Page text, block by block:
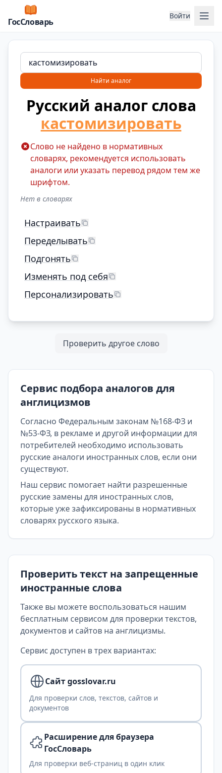
ГосСловарь
Войти
Найти аналог
Русский аналог слова
кастомизировать
Слово не найдено в нормативных
словарях, рекомендуется использовать
аналоги или указать перевод рядом тем же
шрифтом.
Нет в словарях
Настраивать
Переделывать
Подгонять
Изменять под себя
Персонализировать
Проверить другое слово
Сервис подбора аналогов для
англицизмов
Согласно Федеральным законам №168-ФЗ и
№53-ФЗ, в рекламе и другой информации для
потребителей необходимо использовать
русские аналоги иностранных слов, если они
существуют.
Наш сервис помогает найти разрешенные
русские замены для иностранных слов,
которые уже зафиксированы в нормативных
словарях русского языка.
Проверить текст на запрещенные
иностранные слова
Также вы можете воспользоваться нашим
бесплатным сервисом для проверки текстов,
документов и сайтов на англицизмы.
Сервис доступен в трех вариантах:
Сайт gosslovar.ru
Для проверки слов, текстов, сайтов и
документов
Расширение для браузера
ГосСловарь
Для проверки веб-страниц в один клик